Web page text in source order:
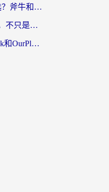
海外回国加速器怎么选？斧牛和海龟哪个好？一篇帮你避开坑的实用指南
从匈牙利回国内的vpn，不只是为了刷剧那么简单
海外党必看：Quickback和OurPlay好用吗？3分钟选对回国加速器，无缝刷剧玩游戏